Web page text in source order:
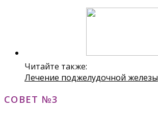
Читайте также:
Лечение поджелудочной железы
СОВЕТ №3